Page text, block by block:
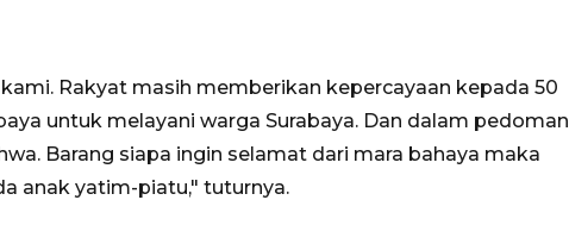
Rakyat masih memberikan kepercayaan kepada 50
untuk melayani warga Surabaya. Dan dalam pedoman
Barang siapa ingin selamat dari mara bahaya maka
anak yatim-piatu," tuturnya.